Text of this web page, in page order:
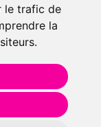
le trafic de
la
vous souhaitent de
beauté et
d’Amiens.
références en
(vétérinaire).
en ligne et venez